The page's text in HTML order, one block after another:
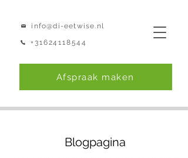
info@di-eetwise.nl
+31624118544
Afspraak maken
Blogpagina